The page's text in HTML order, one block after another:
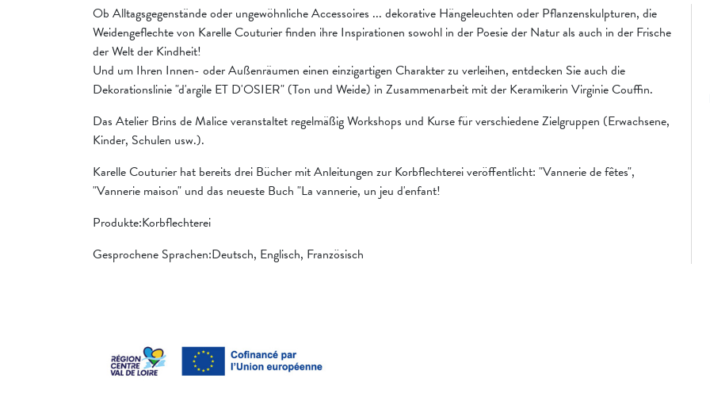
Ob Alltagsgegenstände oder ungewöhnliche Accessoires ... dekorative Hängeleuchten oder Pflanzenskulpturen, die
Weidengeflechte von Karelle Couturier finden ihre Inspirationen sowohl in der Poesie der Natur als auch in der Frische
der Welt der Kindheit!
Und um Ihren Innen- oder Außenräumen einen einzigartigen Charakter zu verleihen, entdecken Sie auch die
Dekorationslinie "d'argile ET D'OSIER" (Ton und Weide) in Zusammenarbeit mit der Keramikerin Virginie Couffin.
Das Atelier Brins de Malice veranstaltet regelmäßig Workshops und Kurse für verschiedene Zielgruppen (Erwachsene,
Kinder, Schulen usw.).
Karelle Couturier hat bereits drei Bücher mit Anleitungen zur Korbflechterei veröffentlicht: "Vannerie de fêtes",
"Vannerie maison" und das neueste Buch "La vannerie, un jeu d'enfant!
Produkte:Korbflechterei
Gesprochene Sprachen:Deutsch, Englisch, Französisch